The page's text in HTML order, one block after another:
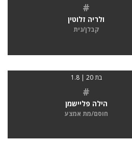
#
ולריה זלוטין
קבלן/נית
בת 20 | 1.8
#
הילה פליישמן
חוסם/מת אמצע